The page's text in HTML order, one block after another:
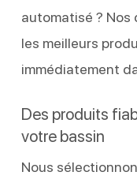
automatisé ? Nos
les meilleurs
immédiatement
Des produits
votre bassin
Nous